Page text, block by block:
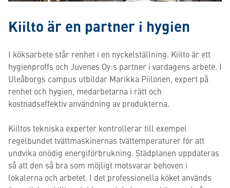
Kiilto är en partner i hygien
I köksarbete står renhet i en nyckelställning. Kiilto är ett
hygienproffs och Juvenes Oy:s partner i vardagens arbete. I
Uleåborgs campus utbildar Marikka Piilonen, expert på
renhet och hygien, medarbetarna i rätt och
kostnadseffektiv användning av produkterna.
Kiiltos tekniska experter kontrollerar till exempel
regelbundet tvättmaskinernas tvättemperaturer för att
undvika onödig energiförbrukning. Städplanen uppdateras
så att den så bra som möjligt motsvarar behoven i
lokalerna och arbetet. I det professionella köket används